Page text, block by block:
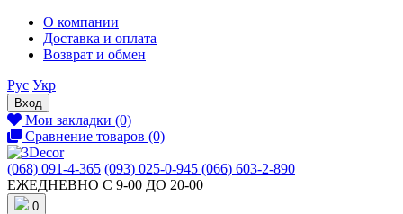
О компании
Доставка и оплата
Возврат и обмен
Рус Укр
Вход
Мои закладки (0)
Сравнение товаров (0)
(068) 091-4-365 (093) 025-0-945 (066) 603-2-890
ЕЖЕДНЕВНО С 9-00 ДО 20-00
0